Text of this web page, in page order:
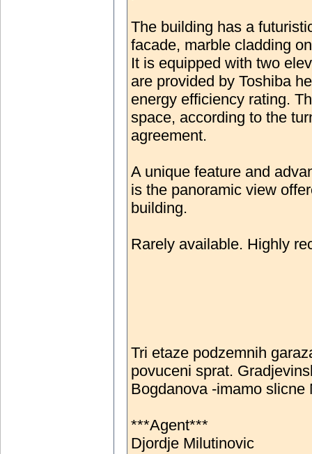
The building has a
facade, marble cladding
It is equipped with two
are provided by Toshiba
energy efficiency rating.
space, according to the
agreement.
A unique feature and
is the panoramic view
building.
Rarely available. Highly
Tri etaze podzemnih
povuceni sprat.
Bogdanova -imamo
***Agent***
Djordje Milutinovic